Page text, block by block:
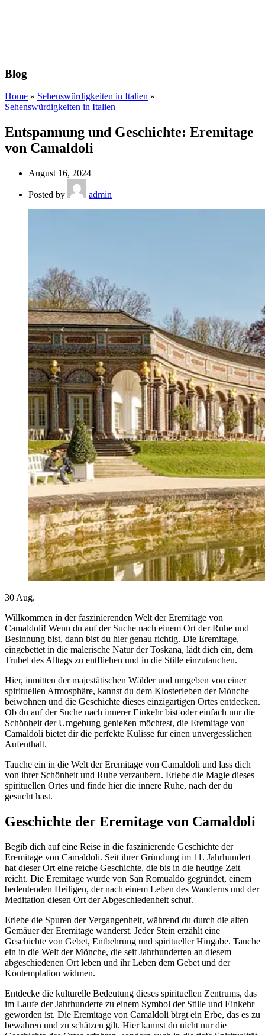
Blog
Home » Sehenswürdigkeiten in Italien »
Sehenswürdigkeiten in Italien
Entspannung und Geschichte: Eremitage
von Camaldoli
August 16, 2024
Posted by admin
30 Aug.
Willkommen in der faszinierenden Welt der Eremitage von
Camaldoli! Wenn du auf der Suche nach einem Ort der Ruhe und
Besinnung bist, dann bist du hier genau richtig. Die Eremitage,
eingebettet in die malerische Natur der Toskana, lädt dich ein, dem
Trubel des Alltags zu entfliehen und in die Stille einzutauchen.
Hier, inmitten der majestätischen Wälder und umgeben von einer
spirituellen Atmosphäre, kannst du dem Klosterleben der Mönche
beiwohnen und die Geschichte dieses einzigartigen Ortes entdecken.
Ob du auf der Suche nach innerer Einkehr bist oder einfach nur die
Schönheit der Umgebung genießen möchtest, die Eremitage von
Camaldoli bietet dir die perfekte Kulisse für einen unvergesslichen
Aufenthalt.
Tauche ein in die Welt der Eremitage von Camaldoli und lass dich
von ihrer Schönheit und Ruhe verzaubern. Erlebe die Magie dieses
spirituellen Ortes und finde hier die innere Ruhe, nach der du
gesucht hast.
Geschichte der Eremitage von Camaldoli
Begib dich auf eine Reise in die faszinierende Geschichte der
Eremitage von Camaldoli. Seit ihrer Gründung im 11. Jahrhundert
hat dieser Ort eine reiche Geschichte, die bis in die heutige Zeit
reicht. Die Eremitage wurde von San Romualdo gegründet, einem
bedeutenden Heiligen, der nach einem Leben des Wanderns und der
Meditation diesen Ort der Abgeschiedenheit schuf.
Erlebe die Spuren der Vergangenheit, während du durch die alten
Gemäuer der Eremitage wanderst. Jeder Stein erzählt eine
Geschichte von Gebet, Entbehrung und spiritueller Hingabe. Tauche
ein in die Welt der Mönche, die seit Jahrhunderten an diesem
abgeschiedenen Ort leben und ihr Leben dem Gebet und der
Kontemplation widmen.
Entdecke die kulturelle Bedeutung dieses spirituellen Zentrums, das
im Laufe der Jahrhunderte zu einem Symbol der Stille und Einkehr
geworden ist. Die Eremitage von Camaldoli birgt ein Erbe, das es zu
bewahren und zu schätzen gilt. Hier kannst du nicht nur die